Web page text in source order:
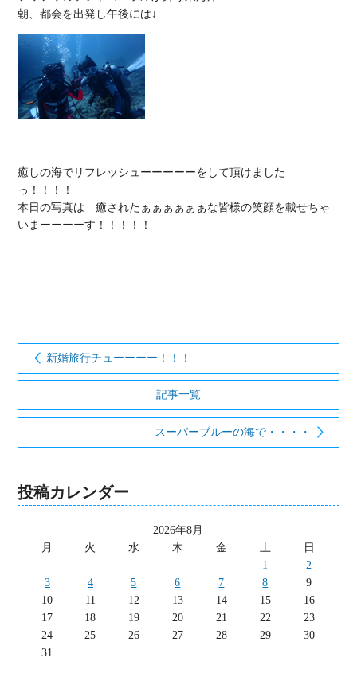
癒しの海でリフレッシューーーーーをして頂けました
っ！！！！
本日の写真は　癒されたぁぁぁぁぁぁな皆様の笑顔を載せちゃ
いまーーーーす！！！！！
新婚旅行チューーーー！！！
記事一覧
スーパーブルーの海で・・・・
投稿カレンダー
2026年8月
月
火 水 木 金 土
日
1
2
3
4 5 6 7 8
9
10
11 12 13 14 15
16
17
18 19 20 21 22
23
24
25 26 27 28 29
30
31